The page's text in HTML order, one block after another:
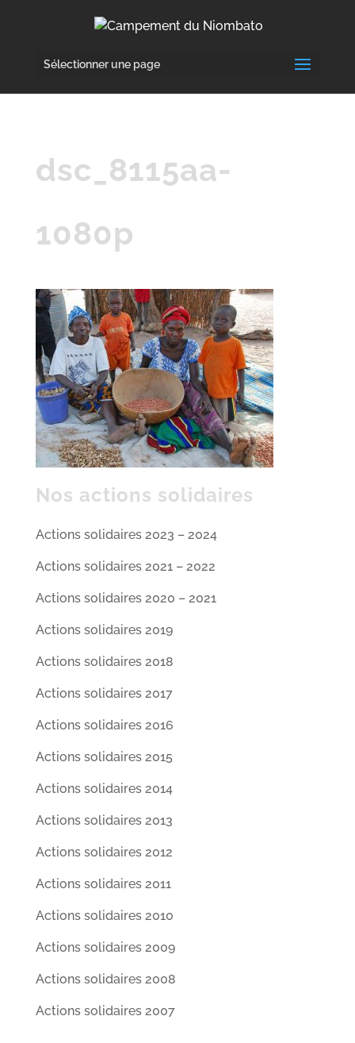
Sélectionner une page
dsc_8115aa-
1080p
Nos actions solidaires
Actions solidaires 2023 – 2024
Actions solidaires 2021 – 2022
Actions solidaires 2020 – 2021
Actions solidaires 2019
Actions solidaires 2018
Actions solidaires 2017
Actions solidaires 2016
Actions solidaires 2015
Actions solidaires 2014
Actions solidaires 2013
Actions solidaires 2012
Actions solidaires 2011
Actions solidaires 2010
Actions solidaires 2009
Actions solidaires 2008
Actions solidaires 2007